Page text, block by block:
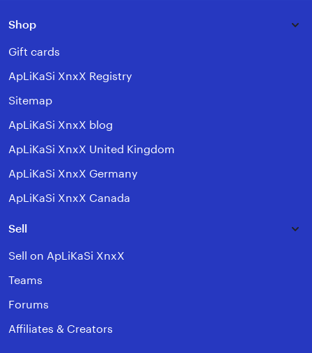
Shop
Gift cards
ApLiKaSi XnxX Registry
Sitemap
ApLiKaSi XnxX blog
ApLiKaSi XnxX United Kingdom
ApLiKaSi XnxX Germany
ApLiKaSi XnxX Canada
Sell
Sell on ApLiKaSi XnxX
Teams
Forums
Affiliates & Creators